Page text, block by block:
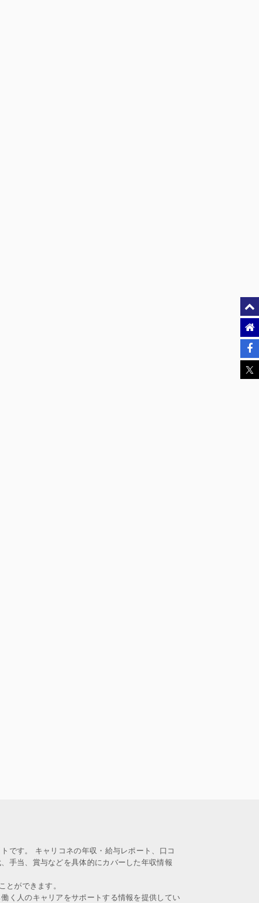
です。 キャリコネの年収・給与レポート、口コ
手当、賞与などを具体的にカバーした年収情報
ができます。
く人のキャリアをサポートする情報を提供してい